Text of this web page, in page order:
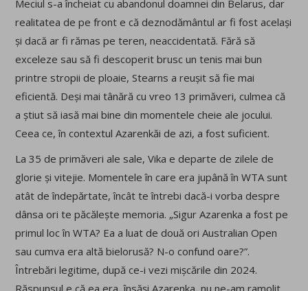
Meciul s-a încheiat cu abandonul doamnei din Belarus, dar
realitatea de pe front e că deznodământul ar fi fost același
și dacă ar fi rămas pe teren, neaccidentată. Fără să
exceleze sau să fi descoperit brusc un tenis mai bun
printre stropii de ploaie, Stearns a reușit să fie mai
eficientă. Deși mai tânără cu vreo 13 primăveri, culmea că
a știut să iasă mai bine din momentele cheie ale jocului.
Ceea ce, în contextul Azarenkăi de azi, a fost suficient.
La 35 de primăveri ale sale, Vika e departe de zilele de
glorie și vitejie. Momentele în care era jupână în WTA sunt
atât de îndepărtate, încât te întrebi dacă-i vorba despre
dânsa ori te păcălește memoria. „Sigur Azarenka a fost pe
primul loc în WTA? Ea a luat de două ori Australian Open
sau cumva era altă bielorusă? N-o confund oare?”.
Întrebări legitime, după ce-i vezi mișcările din 2024.